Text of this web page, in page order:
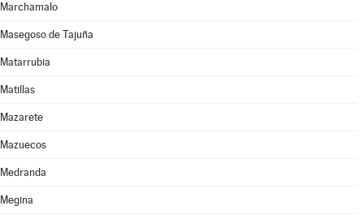
Marchamalo
Masegoso de Tajuña
Matarrubia
Matillas
Mazarete
Mazuecos
Medranda
Megina